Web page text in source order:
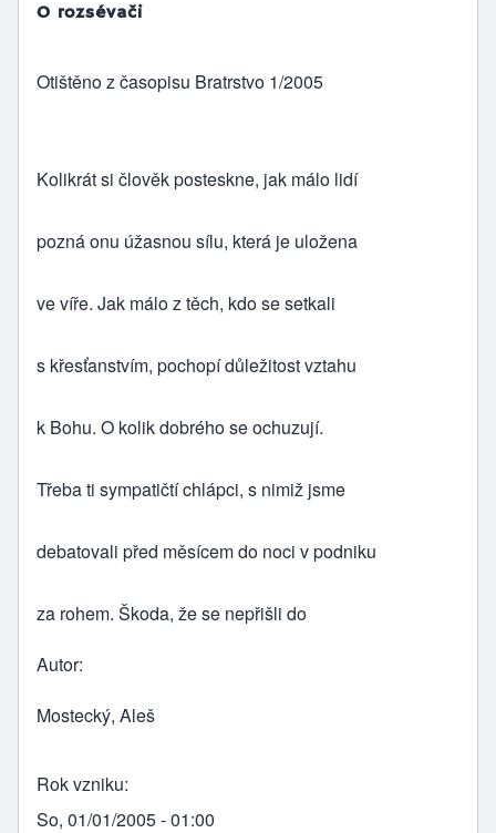
O rozsévači
Otištěno z časopisu Bratrstvo 1/2005
Kolikrát si člověk posteskne, jak málo lidí
pozná onu úžasnou sílu, která je uložena
ve víře. Jak málo z těch, kdo se setkali
s křesťanstvím, pochopí důležitost vztahu
k Bohu. O kolik dobrého se ochuzují.
Třeba ti sympatičtí chlápci, s nimiž jsme
debatovali před měsícem do noci v podniku
za rohem. Škoda, že se nepřišli do
Autor
Mostecký, Aleš
Rok vzniku
So, 01/01/2005 - 01:00